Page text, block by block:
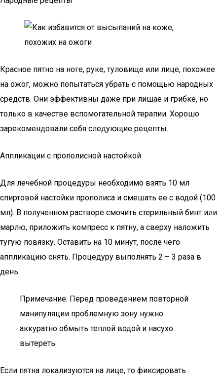
Красное пятно на ноге, руке, туловище или лице, похожее
на ожог, можно попытаться убрать с помощью народных
средств. Они эффективны даже при лишае и грибке, но
только в качестве вспомогательной терапии. Хорошо
зарекомендовали себя следующие рецепты.
Аппликации с прополисной настойкой
Для лечебной процедуры необходимо взять 10 мл
спиртовой настойки прополиса и смешать ее с водой (100
мл). В полученном растворе смочить стерильный бинт или
марлю, приложить компресс к пятну, а сверху наложить
тугую повязку. Оставить на 10 минут, после чего
аппликацию снять. Процедуру выполнять 2 – 3 раза в
день.
Примечание. Перед проведением повторной
манипуляции проблемную зону нужно
аккуратно обмыть теплой водой и насухо
вытереть.
Если пятна локализуются на лице, то фиксировать